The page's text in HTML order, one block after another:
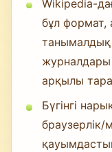
Wikipedia-
бұл формат,
журналдары
арқылы
Бүгінгі
браузерлік/